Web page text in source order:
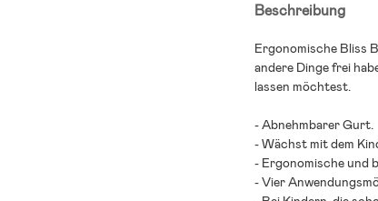
Beschreibung
Ergonomische Bliss
andere Dinge frei
lassen möchtest.
- Abnehmbarer Gurt.
- Wächst mit dem
- Ergonomische und
- Vier